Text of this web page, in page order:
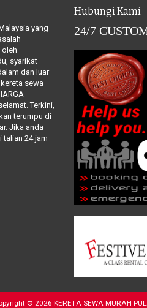
yang
syarikat
dan luar
sewa
Terkini,
terumpu di
Jika anda
talian 24 jam
Hubungi Kami
24/7
© 2026 KERETA SEWA MURAH